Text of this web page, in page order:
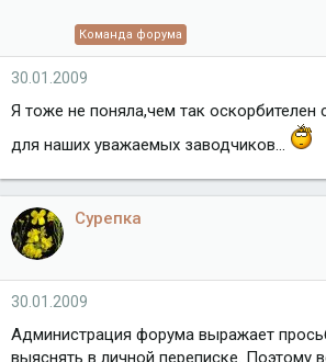
Команда форума
30.01.2009
Я тоже не поняла,чем так
для наших уважаемых заводчиков...
Сурепка
30.01.2009
Администрация форума выражает
выяснять в личной переписке. Поэтому